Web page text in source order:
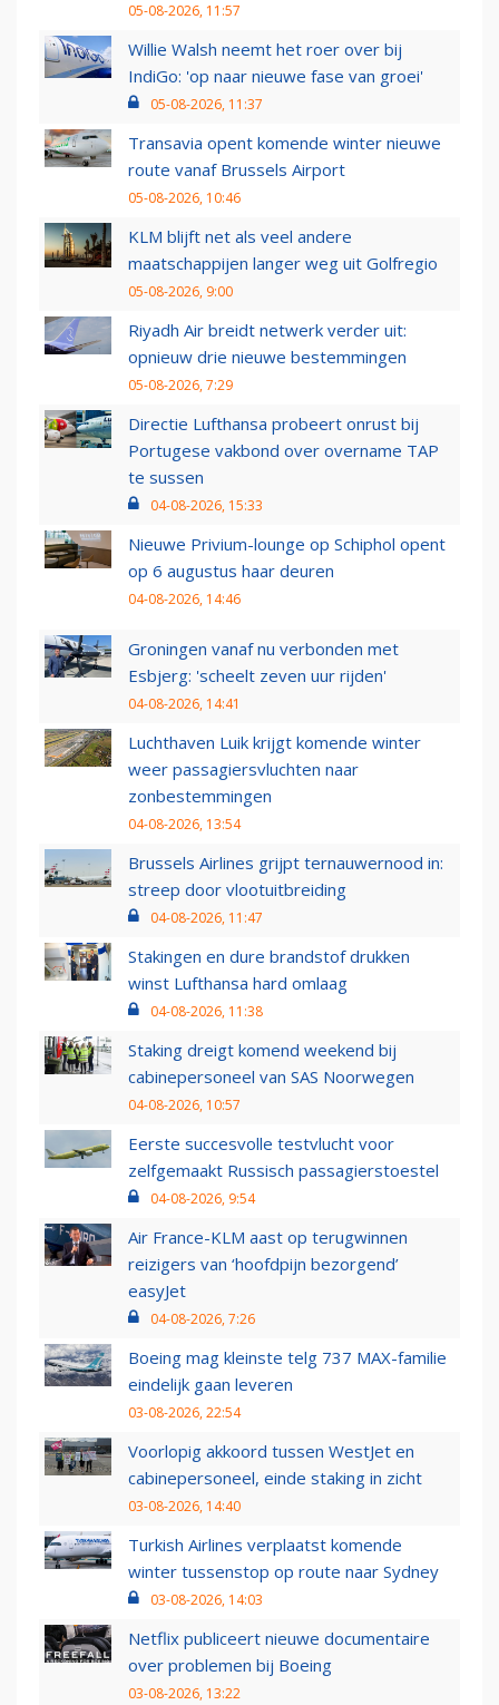
05-08-2026, 11:57
Willie Walsh neemt het roer over bij
IndiGo: 'op naar nieuwe fase van groei'
05-08-2026, 11:37
Transavia opent komende winter nieuwe
route vanaf Brussels Airport
05-08-2026, 10:46
KLM blijft net als veel andere
maatschappijen langer weg uit Golfregio
05-08-2026, 9:00
Riyadh Air breidt netwerk verder uit:
opnieuw drie nieuwe bestemmingen
05-08-2026, 7:29
Directie Lufthansa probeert onrust bij
Portugese vakbond over overname TAP
te sussen
04-08-2026, 15:33
Nieuwe Privium-lounge op Schiphol opent
op 6 augustus haar deuren
04-08-2026, 14:46
Groningen vanaf nu verbonden met
Esbjerg: 'scheelt zeven uur rijden'
04-08-2026, 14:41
Luchthaven Luik krijgt komende winter
weer passagiersvluchten naar
zonbestemmingen
04-08-2026, 13:54
Brussels Airlines grijpt ternauwernood in:
streep door vlootuitbreiding
04-08-2026, 11:47
Stakingen en dure brandstof drukken
winst Lufthansa hard omlaag
04-08-2026, 11:38
Staking dreigt komend weekend bij
cabinepersoneel van SAS Noorwegen
04-08-2026, 10:57
Eerste succesvolle testvlucht voor
zelfgemaakt Russisch passagierstoestel
04-08-2026, 9:54
Air France-KLM aast op terugwinnen
reizigers van ‘hoofdpijn bezorgend’
easyJet
04-08-2026, 7:26
Boeing mag kleinste telg 737 MAX-familie
eindelijk gaan leveren
03-08-2026, 22:54
Voorlopig akkoord tussen WestJet en
cabinepersoneel, einde staking in zicht
03-08-2026, 14:40
Turkish Airlines verplaatst komende
winter tussenstop op route naar Sydney
03-08-2026, 14:03
Netflix publiceert nieuwe documentaire
over problemen bij Boeing
03-08-2026, 13:22